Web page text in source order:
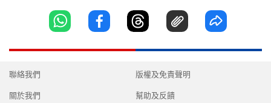
聯絡我們
關於我們
版權及免責聲明
幫助及反饋